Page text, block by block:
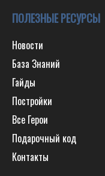
ПОЛЕЗНЫЕ РЕСУРСЫ
Новости
База Знаний
Гайды
Постройки
Все Герои
Подарочный код
Контакты